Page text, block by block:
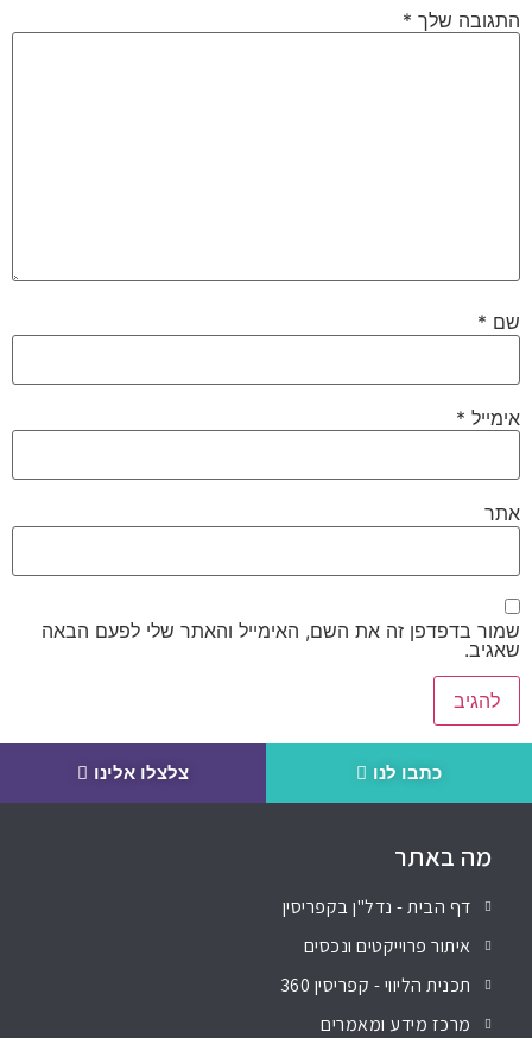
התגובה שלך *
שם *
אימייל *
אתר
שמור בדפדפן זה את השם, האימייל והאתר שלי לפעם הבאה
שאגיב.
כתבו לנו צלצלו אלינו
מה באתר
דף הבית - נדל"ן בקפריסין
איתור פרוייקטים ונכסים
תכנית הליווי - קפריסין 360
מרכז מידע ומאמרים